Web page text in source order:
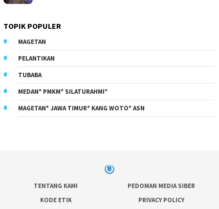
TOPIK POPULER
MAGETAN
PELANTIKAN
TUBABA
MEDAN* PMKM* SILATURAHMI*
MAGETAN* JAWA TIMUR* KANG WOTO* ASN
TENTANG KAMI
PEDOMAN MEDIA SIBER
KODE ETIK
PRIVACY POLICY